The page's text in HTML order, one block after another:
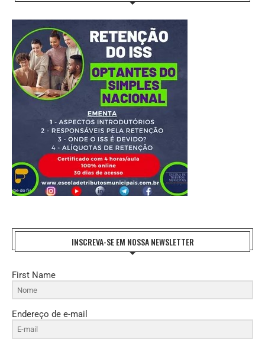
INSCREVA-SE EM NOSSA NEWSLETTER
First Name
Endereço de e-mail